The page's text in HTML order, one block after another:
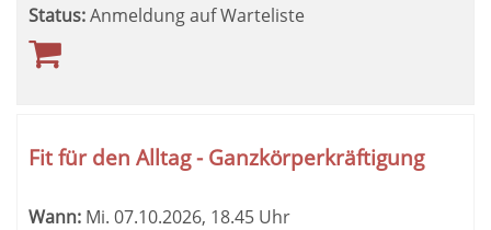
Status:Anmeldung auf Warteliste
Fit für den Alltag - Ganzkörperkräftigung
Wann: Mi. 07.10.2026, 18.45 Uhr